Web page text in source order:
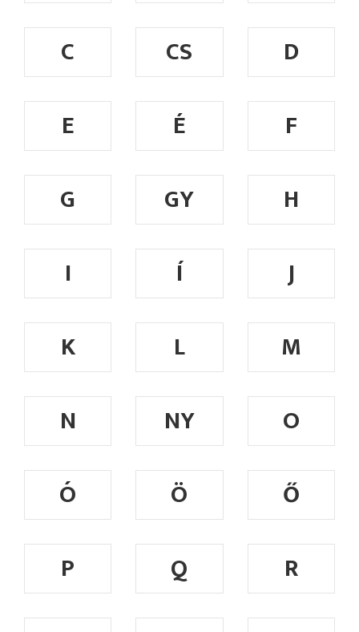
C
CS
D
E
É
F
G
GY
H
I
Í
J
K
L
M
N
NY
O
Ó
Ö
Ő
P
Q
R